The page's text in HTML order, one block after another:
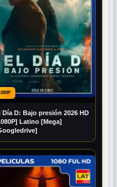
Día D: Bajo presión 2026 HD
Latino [Mega]